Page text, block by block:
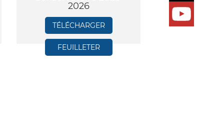
2026